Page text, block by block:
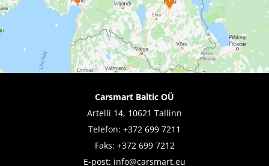
Carsmart Baltic OÜ
Artelli 14, 10621 Tallinn
Telefon: +372 699 7211
Faks: +372 699 7212
E-post: info@carsmart.eu